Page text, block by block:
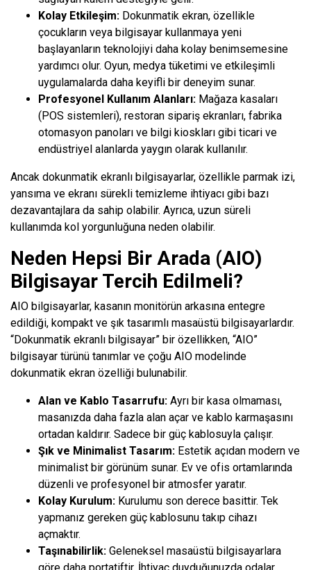
Kolay Etkileşim: Dokunmatik ekran, özellikle
çocukların veya bilgisayar kullanmaya yeni
başlayanların teknolojiyi daha kolay benimsemesine
yardımcı olur. Oyun, medya tüketimi ve etkileşimli
uygulamalarda daha keyifli bir deneyim sunar.
Profesyonel Kullanım Alanları: Mağaza kasaları
(POS sistemleri), restoran sipariş ekranları, fabrika
otomasyon panoları ve bilgi kioskları gibi ticari ve
endüstriyel alanlarda yaygın olarak kullanılır.
Ancak dokunmatik ekranlı bilgisayarlar, özellikle parmak izi,
yansıma ve ekranı sürekli temizleme ihtiyacı gibi bazı
dezavantajlara da sahip olabilir. Ayrıca, uzun süreli
kullanımda kol yorgunluğuna neden olabilir.
Neden Hepsi Bir Arada (AIO)
Bilgisayar Tercih Edilmeli?
AIO bilgisayarlar, kasanın monitörün arkasına entegre
edildiği, kompakt ve şık tasarımlı masaüstü bilgisayarlardır.
“Dokunmatik ekranlı bilgisayar” bir özellikken, “AIO”
bilgisayar türünü tanımlar ve çoğu AIO modelinde
dokunmatik ekran özelliği bulunabilir.
Alan ve Kablo Tasarrufu: Ayrı bir kasa olmaması,
masanızda daha fazla alan açar ve kablo karmaşasını
ortadan kaldırır. Sadece bir güç kablosuyla çalışır.
Şık ve Minimalist Tasarım: Estetik açıdan modern ve
minimalist bir görünüm sunar. Ev ve ofis ortamlarında
düzenli ve profesyonel bir atmosfer yaratır.
Kolay Kurulum: Kurulumu son derece basittir. Tek
yapmanız gereken güç kablosunu takıp cihazı
açmaktır.
Taşınabilirlik: Geleneksel masaüstü bilgisayarlara